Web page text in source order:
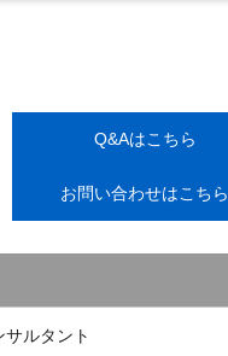
Q&Aはこちら
お問い合わせはこちら
サルタント